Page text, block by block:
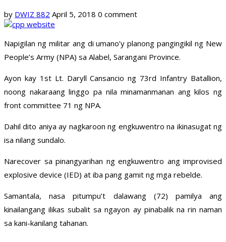
by DWIZ 882 April 5, 2018 0 comment
Napigilan ng militar ang di umano’y planong pangingikil ng New
People’s Army (NPA) sa Alabel, Sarangani Province.
Ayon kay 1st Lt. Daryll Cansancio ng 73rd Infantry Batallion,
noong nakaraang linggo pa nila minamanmanan ang kilos ng
front committee 71 ng NPA.
Dahil dito aniya ay nagkaroon ng engkuwentro na ikinasugat ng
isa nilang sundalo.
Narecover sa pinangyarihan ng engkuwentro ang improvised
explosive device (IED) at iba pang gamit ng mga rebelde.
Samantala, nasa pitumpu’t dalawang (72) pamilya ang
kinailangang ilikas subalit sa ngayon ay pinabalik na rin naman
sa kani-kanilang tahanan.